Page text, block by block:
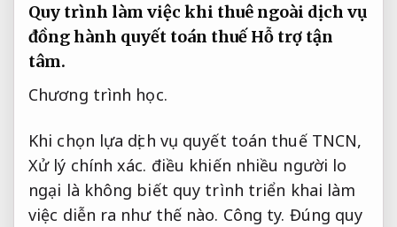
Quy trình làm việc khi thuê ngoài dịch vụ
đồng hành quyết toán thuế Hỗ trợ tận
tâm.
Chương trình học.
Khi chọn lựa dịch vụ quyết toán thuế TNCN,
Xử lý chính xác. điều khiến nhiều người lo
ngại là không biết quy trình triển khai làm
việc diễn ra như thế nào. Công ty. Đúng quy